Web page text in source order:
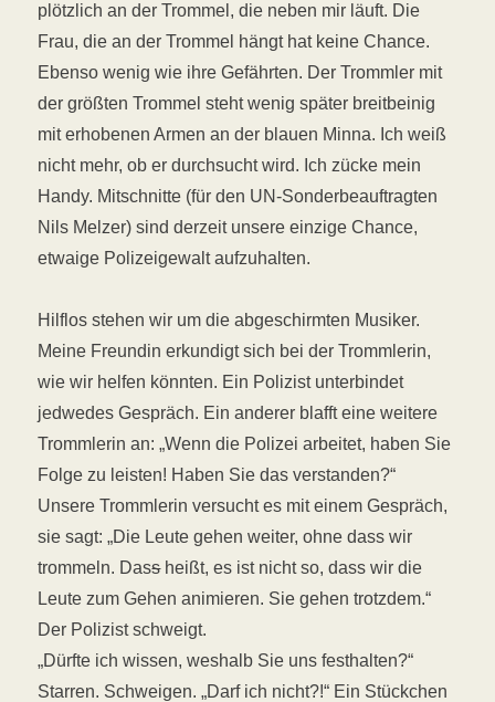
plötzlich an der Trommel, die neben mir läuft. Die
Frau, die an der Trommel hängt hat keine Chance.
Ebenso wenig wie ihre Gefährten. Der Trommler mit
der größten Trommel steht wenig später breitbeinig
mit erhobenen Armen an der blauen Minna. Ich weiß
nicht mehr, ob er durchsucht wird. Ich zücke mein
Handy. Mitschnitte (für den UN-Sonderbeauftragten
Nils Melzer) sind derzeit unsere einzige Chance,
etwaige Polizeigewalt aufzuhalten.
Hilflos stehen wir um die abgeschirmten Musiker.
Meine Freundin erkundigt sich bei der Trommlerin,
wie wir helfen könnten. Ein Polizist unterbindet
jedwedes Gespräch. Ein anderer blafft eine weitere
Trommlerin an: „Wenn die Polizei arbeitet, haben Sie
Folge zu leisten! Haben Sie das verstanden?“
Unsere Trommlerin versucht es mit einem Gespräch,
sie sagt: „Die Leute gehen weiter, ohne dass wir
trommeln. Dassheißt, es ist nicht so, dass wir die
Leute zum Gehen animieren. Sie gehen trotzdem.“
Der Polizist schweigt.
„Dürfte ich wissen, weshalb Sie uns festhalten?“
Starren. Schweigen. „Darf ich nicht?!“ Ein Stückchen